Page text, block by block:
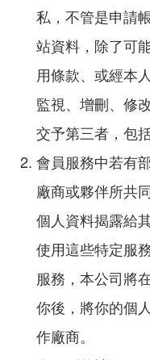
私，不管是申請
站資料，除了可
用條款、或經本
監視、增刪、修
交予第三者，包
會員服務中若有
廠商或夥伴所共
個人資料揭露給
使用這些特定服
服務，本公司將
你後，將你的個
作廠商。